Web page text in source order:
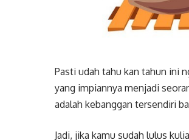
Pasti udah tahu kan tahun ini
yang impiannya menjadi
adalah kebanggan tersendiri
Jadi, jika kamu sudah lulus